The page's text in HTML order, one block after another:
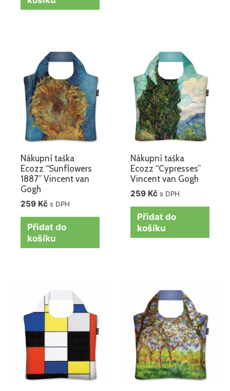
Nákupní taška
Ecozz “Sunflowers
1887” Vincent van
Gogh
259 Kč s DPH
Přidat do
košíku
Nákupní taška
Ecozz “Cypresses”
Vincent van Gogh
259 Kč s DPH
Přidat do
košíku